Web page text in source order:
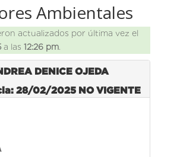
Ambientales
actualizados por última vez el
a las 12:26 pm.
DENICE OJEDA
28/02/2025 NO VIGENTE